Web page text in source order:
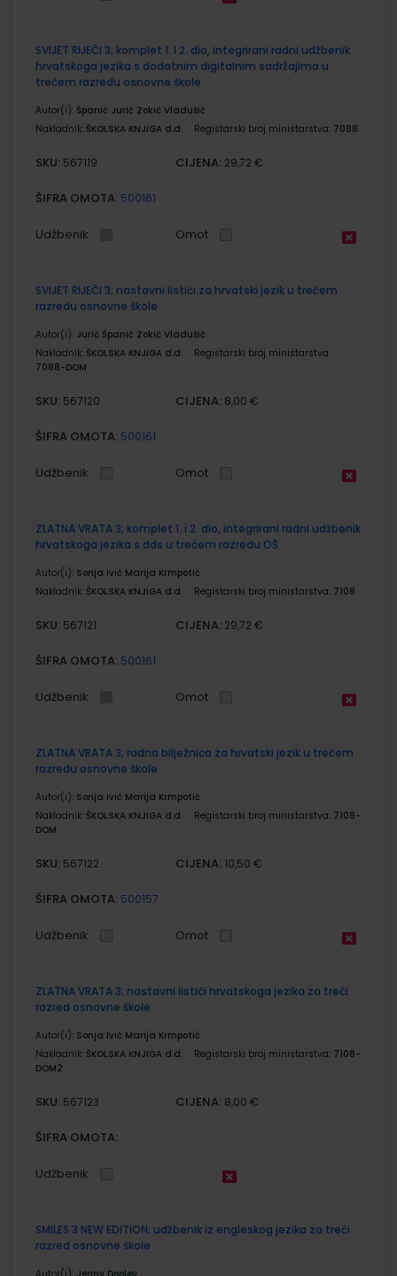
SVIJET RIJEČI 3; komplet 1. I 2. dio, integrirani radni udžbenik
hrvatskoga jezika s dodatnim digitalnim sadržajima u
trećem razredu osnovne škole
Autor(i): Španić Jurić Zokić Vladušić
Nakladnik: ŠKOLSKA KNJIGA d.d. Registarski broj ministarstva: 7088
SKU: 567119 CIJENA: 29,72 €
ŠIFRA OMOTA: 500161
Udžbenik Omot
SVIJET RIJEČI 3; nastavni listići za hrvatski jezik u trećem
razredu osnovne škole
Autor(i): Jurić Španić Zokić Vladušić
Nakladnik: ŠKOLSKA KNJIGA d.d.
Registarski broj ministarstva:
7088-DOM
SKU: 567120 CIJENA: 8,00 €
ŠIFRA OMOTA: 500161
Udžbenik Omot
ZLATNA VRATA 3; komplet 1. i 2. dio, integrirani radni udžbenik
hrvatskoga jezika s dds u trećem razredu OŠ
Autor(i): Sonja Ivić Marija Krmpotić
Nakladnik: ŠKOLSKA KNJIGA d.d. Registarski broj ministarstva: 7108
SKU: 567121 CIJENA: 29,72 €
ŠIFRA OMOTA: 500161
Udžbenik Omot
ZLATNA VRATA 3; radna bilježnica za hrvatski jezik u trećem
razredu osnovne škole
Autor(i): Sonja Ivić Marija Krmpotić
Nakladnik: ŠKOLSKA KNJIGA d.d. Registarski broj ministarstva: 7108-
DOM
SKU: 567122 CIJENA: 10,50 €
ŠIFRA OMOTA: 500157
Udžbenik Omot
ZLATNA VRATA 3; nastavni listići hrvatskoga jezika za treći
razred osnovne škole
Autor(i): Sonja Ivić Marija Krmpotić
Nakladnik: ŠKOLSKA KNJIGA d.d. Registarski broj ministarstva: 7108-
DOM2
SKU: 567123 CIJENA: 8,00 €
ŠIFRA OMOTA:
Udžbenik
SMILES 3 NEW EDITION; udžbenik iz engleskog jezika za treći
razred osnovne škole